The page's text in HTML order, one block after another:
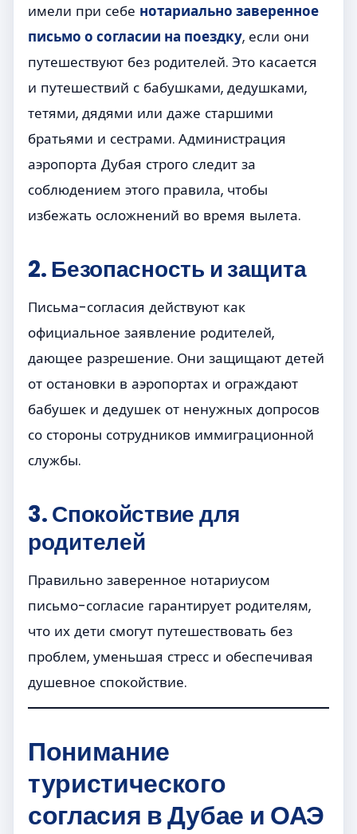
имели при себе нотариально заверенное
письмо о согласии на поездку, если они
путешествуют без родителей. Это касается
и путешествий с бабушками, дедушками,
тетями, дядями или даже старшими
братьями и сестрами. Администрация
аэропорта Дубая строго следит за
соблюдением этого правила, чтобы
избежать осложнений во время вылета.
2. Безопасность и защита
Письма-согласия действуют как
официальное заявление родителей,
дающее разрешение. Они защищают детей
от остановки в аэропортах и ограждают
бабушек и дедушек от ненужных допросов
со стороны сотрудников иммиграционной
службы.
3. Спокойствие для
родителей
Правильно заверенное нотариусом
письмо-согласие гарантирует родителям,
что их дети смогут путешествовать без
проблем, уменьшая стресс и обеспечивая
душевное спокойствие.
Понимание
туристического
согласия в Дубае и ОАЭ